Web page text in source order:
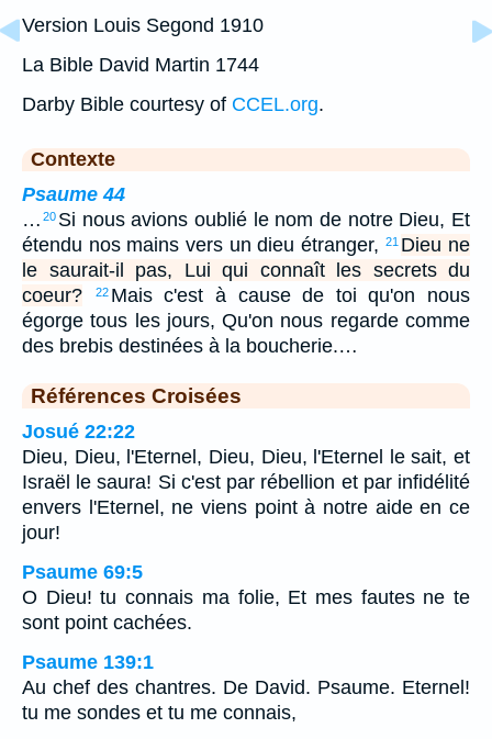
Version Louis Segond 1910
La Bible David Martin 1744
Darby Bible courtesy of CCEL.org.
Contexte
Psaume 44
… 20 Si nous avions oublié le nom de notre Dieu, Et
étendu nos mains vers un dieu étranger,
21 Dieu ne
le saurait-il pas, Lui qui connaît les secrets du
coeur?
22 Mais c'est à cause de toi qu'on nous
égorge tous les jours, Qu'on nous regarde comme
des brebis destinées à la boucherie.…
Références Croisées
Josué 22:22
Dieu, Dieu, l'Eternel, Dieu, Dieu, l'Eternel le sait, et
Israël le saura! Si c'est par rébellion et par infidélité
envers l'Eternel, ne viens point à notre aide en ce
jour!
Psaume 69:5
O Dieu! tu connais ma folie, Et mes fautes ne te
sont point cachées.
Psaume 139:1
Au chef des chantres. De David. Psaume. Eternel!
tu me sondes et tu me connais,